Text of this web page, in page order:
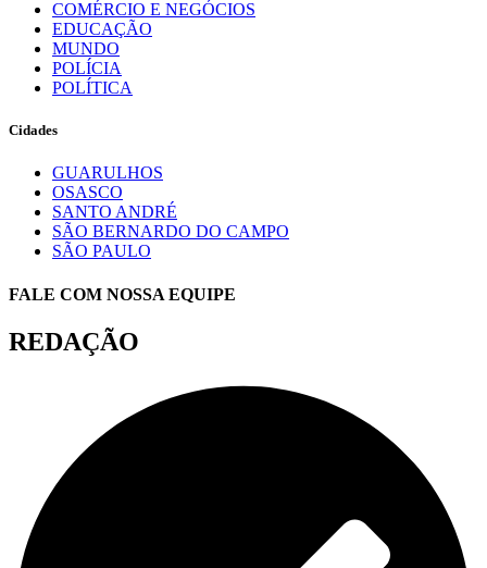
COMÉRCIO E NEGÓCIOS
EDUCAÇÃO
MUNDO
POLÍCIA
POLÍTICA
Cidades
GUARULHOS
OSASCO
SANTO ANDRÉ
SÃO BERNARDO DO CAMPO
SÃO PAULO
FALE COM NOSSA EQUIPE
REDAÇÃO